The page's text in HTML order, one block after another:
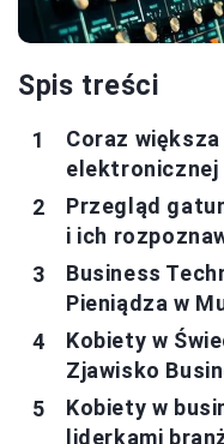
Spis treści
Coraz
elektronicznej
Przegląd
i ich
Business
Pieniądza w
Kobiety w
Zjawisko
Kobiety w
liderkami